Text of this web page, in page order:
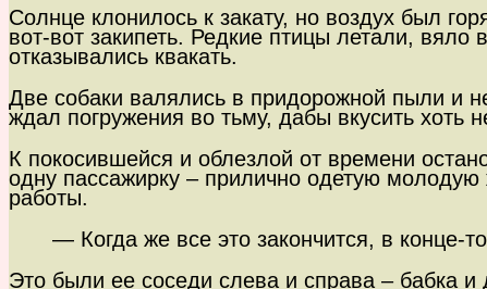
Солнце клонилось к закату, но воздух был
вот-вот закипеть. Редкие птицы летали,
отказывались квакать.
Две собаки валялись в придорожной пыли и
ждал погружения во тьму, дабы вкусить хоть
К покосившейся и облезлой от времени
одну пассажирку – прилично одетую
работы.
— Когда же все это закончится, в конце-
Это были ее соседи слева и справа – бабка